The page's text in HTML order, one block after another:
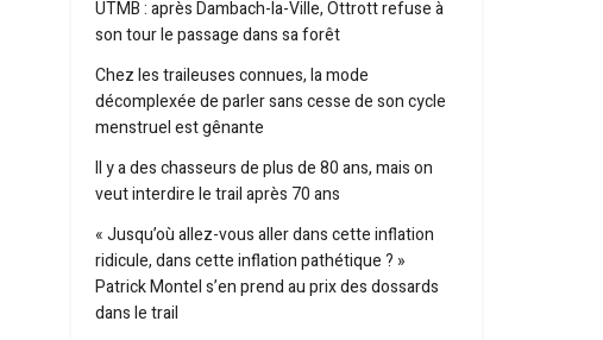
UTMB : après Dambach-la-Ville, Ottrott refuse à
son tour le passage dans sa forêt
Chez les traileuses connues, la mode
décomplexée de parler sans cesse de son cycle
menstruel est gênante
Il y a des chasseurs de plus de 80 ans, mais on
veut interdire le trail après 70 ans
« Jusqu’où allez-vous aller dans cette inflation
ridicule, dans cette inflation pathétique ? »
Patrick Montel s’en prend au prix des dossards
dans le trail